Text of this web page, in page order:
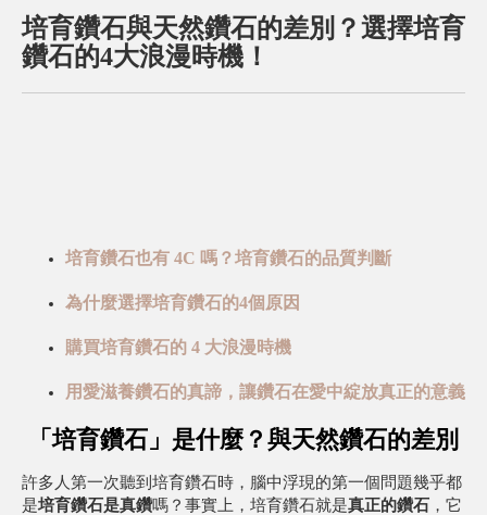
培育鑽石與天然鑽石的差別？選擇培育
鑽石的4大浪漫時機！
培育鑽石也有 4C 嗎？培育鑽石的品質判斷
為什麼選擇培育鑽石的4個原因
購買培育鑽石的 4 大浪漫時機
用愛滋養鑽石的真諦，讓鑽石在愛中綻放真正的意義
「培育鑽石」是什麼？與天然鑽石的差別
許多人第一次聽到培育鑽石時，腦中浮現的第一個問題幾乎都
是培育鑽石是真鑽嗎？ 事實上，培育鑽石就是真正的鑽石 ，它